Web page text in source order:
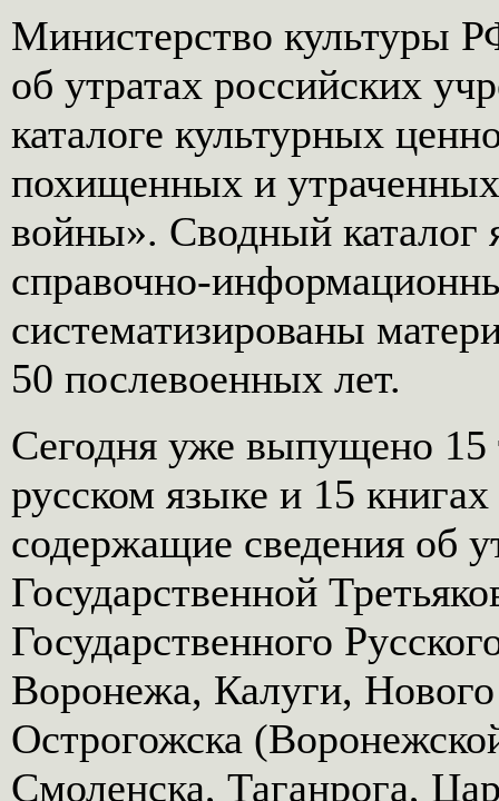
Министерство культуры
об утратах российских
каталоге культурных
похищенных и
войны». Сводный каталог
справочно-
систематизированы
50 послевоенных лет.
Сегодня уже выпущено 15
русском языке и 15
содержащие сведения об
Государственной
Государственного
Воронежа, Калуги,
Острогожска
Смоленска, Таганрога,